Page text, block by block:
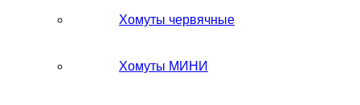
Хомуты червячные
Хомуты МИНИ